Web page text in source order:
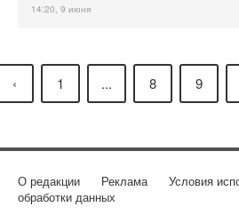
14:20, 9 июня
‹ 1 ... 8 9
О редакции Реклама Условия
обработки данных